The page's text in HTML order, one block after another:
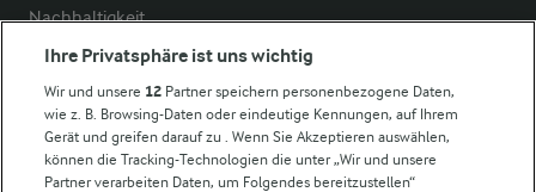
Nachhaltigkeit
Compliance
Arla in anderen Ländern
Ihre Privatsphäre ist uns wichtig
Wir und unsere 12 Partner speichern personenbezogene Daten,
wie z. B. Browsing-Daten oder eindeutige Kennungen, auf Ihrem
Gerät und greifen darauf zu . Wenn Sie Akzeptieren auswählen,
können die Tracking-Technologien die unter „Wir und unsere
Partner verarbeiten Daten, um Folgendes bereitzustellen“